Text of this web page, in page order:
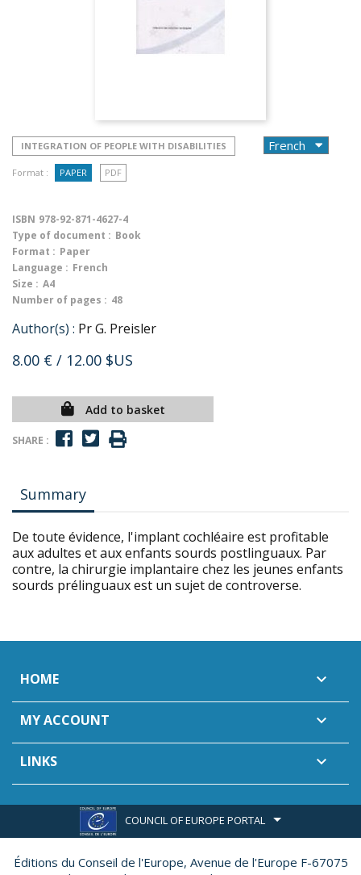
INTEGRATION OF PEOPLE WITH DISABILITIES
Format : PAPER PDF
ISBN 978-92-871-4627-4
Type of document : Book
Format : Paper
Language : French
Size : A4
Number of pages : 48
Author(s) : Pr G. Preisler
8.00 € / 12.00 $US
Add to basket
SHARE :
Summary
De toute évidence, l'implant cochléaire est profitable
aux adultes et aux enfants sourds postlinguaux. Par
contre, la chirurgie implantaire chez les jeunes enfants
sourds prélinguaux est un sujet de controverse.
HOME 
MY ACCOUNT 
LINKS 
COUNCIL OF EUROPE PORTAL
Éditions du Conseil de l'Europe, Avenue de l'Europe F-67075